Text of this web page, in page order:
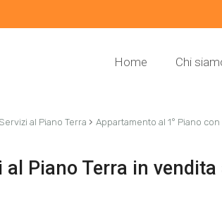
Home Chi
al Piano Terra › Appartamento al 1° Piano
Piano Terra in vendita